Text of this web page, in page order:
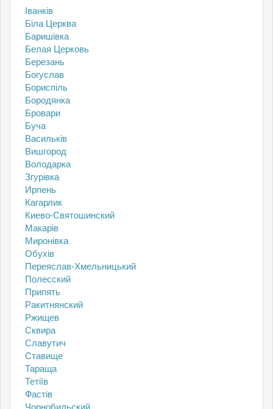
Іванків
Біла Церква
Баришівка
Белая Церковь
Березань
Богуслав
Бориспіль
Бородянка
Бровари
Буча
Васильків
Вишгород
Володарка
Згурівка
Ирпень
Кагарлик
Киево-Святошинский
Макарів
Миронівка
Обухів
Переяслав-Хмельницький
Полесский
Припять
Ракитнянский
Ржищев
Сквира
Славутич
Ставище
Тараща
Тетіїв
Фастів
Чорнобильский